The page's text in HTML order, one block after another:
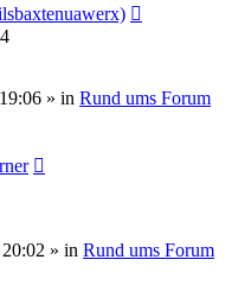
» in Rund ums Forum
» in Rund ums Forum